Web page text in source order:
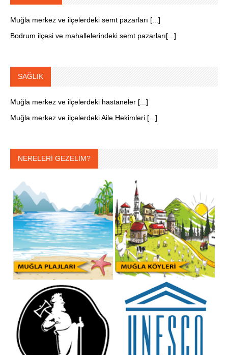
Muğla merkez ve ilçelerdeki semt pazarları [...]
Bodrum ilçesi ve mahallelerindeki semt pazarları[...]
SAĞLIK
Muğla merkez ve ilçelerdeki hastaneler [...]
Muğla merkez ve ilçelerdeki Aile Hekimleri [...]
NERELERİ GEZELİM?